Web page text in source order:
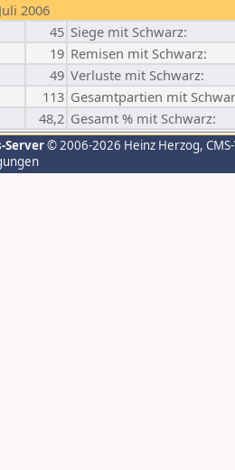
2006
45 Siege mit Schwarz:
19 Remisen mit Schwarz:
49 Verluste mit Schwarz:
113 Gesamtpartien mit
48,2 Gesamt % mit Schwarz:
Server© 2006-2026 Heinz Herzog,